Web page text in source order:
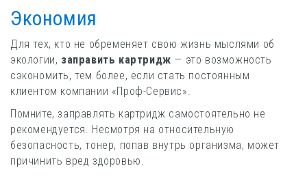
Экономия
Для тех, кто не обременяет свою жизнь мыслями об
экологии, заправить картридж — это возможность
сэкономить, тем более, если стать постоянным
клиентом компании «Проф-Сервис».
Помните, заправлять картридж самостоятельно не
рекомендуется. Несмотря на относительную
безопасность, тонер, попав внутрь организма, может
причинить вред здоровью.